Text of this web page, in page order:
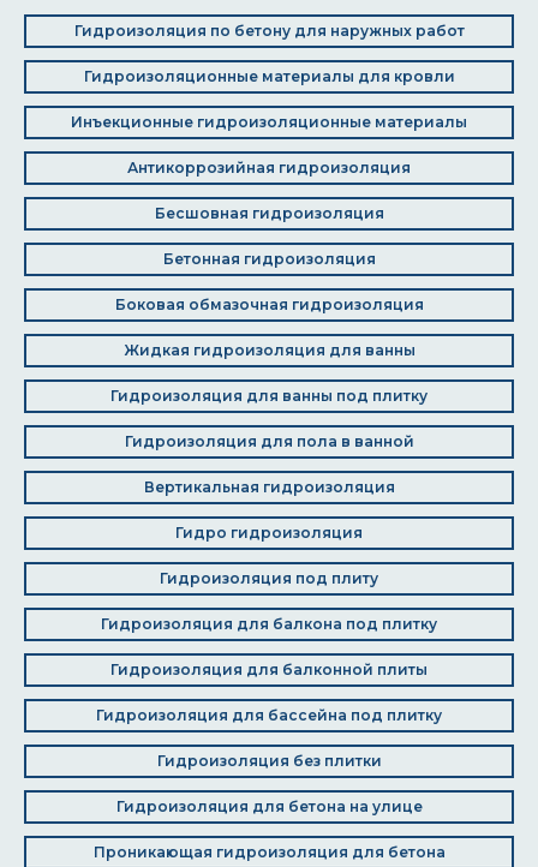
Гидроизоляция по бетону для наружных работ
Гидроизоляционные материалы для кровли
Инъекционные гидроизоляционные материалы
Антикоррозийная гидроизоляция
Бесшовная гидроизоляция
Бетонная гидроизоляция
Боковая обмазочная гидроизоляция
Жидкая гидроизоляция для ванны
Гидроизоляция для ванны под плитку
Гидроизоляция для пола в ванной
Вертикальная гидроизоляция
Гидро гидроизоляция
Гидроизоляция под плиту
Гидроизоляция для балкона под плитку
Гидроизоляция для балконной плиты
Гидроизоляция для бассейна под плитку
Гидроизоляция без плитки
Гидроизоляция для бетона на улице
Проникающая гидроизоляция для бетона